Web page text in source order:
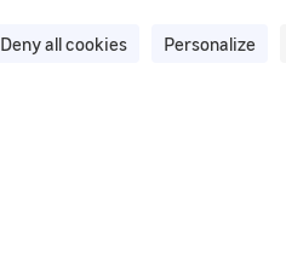
Deny all cookies Personalize
Read the article